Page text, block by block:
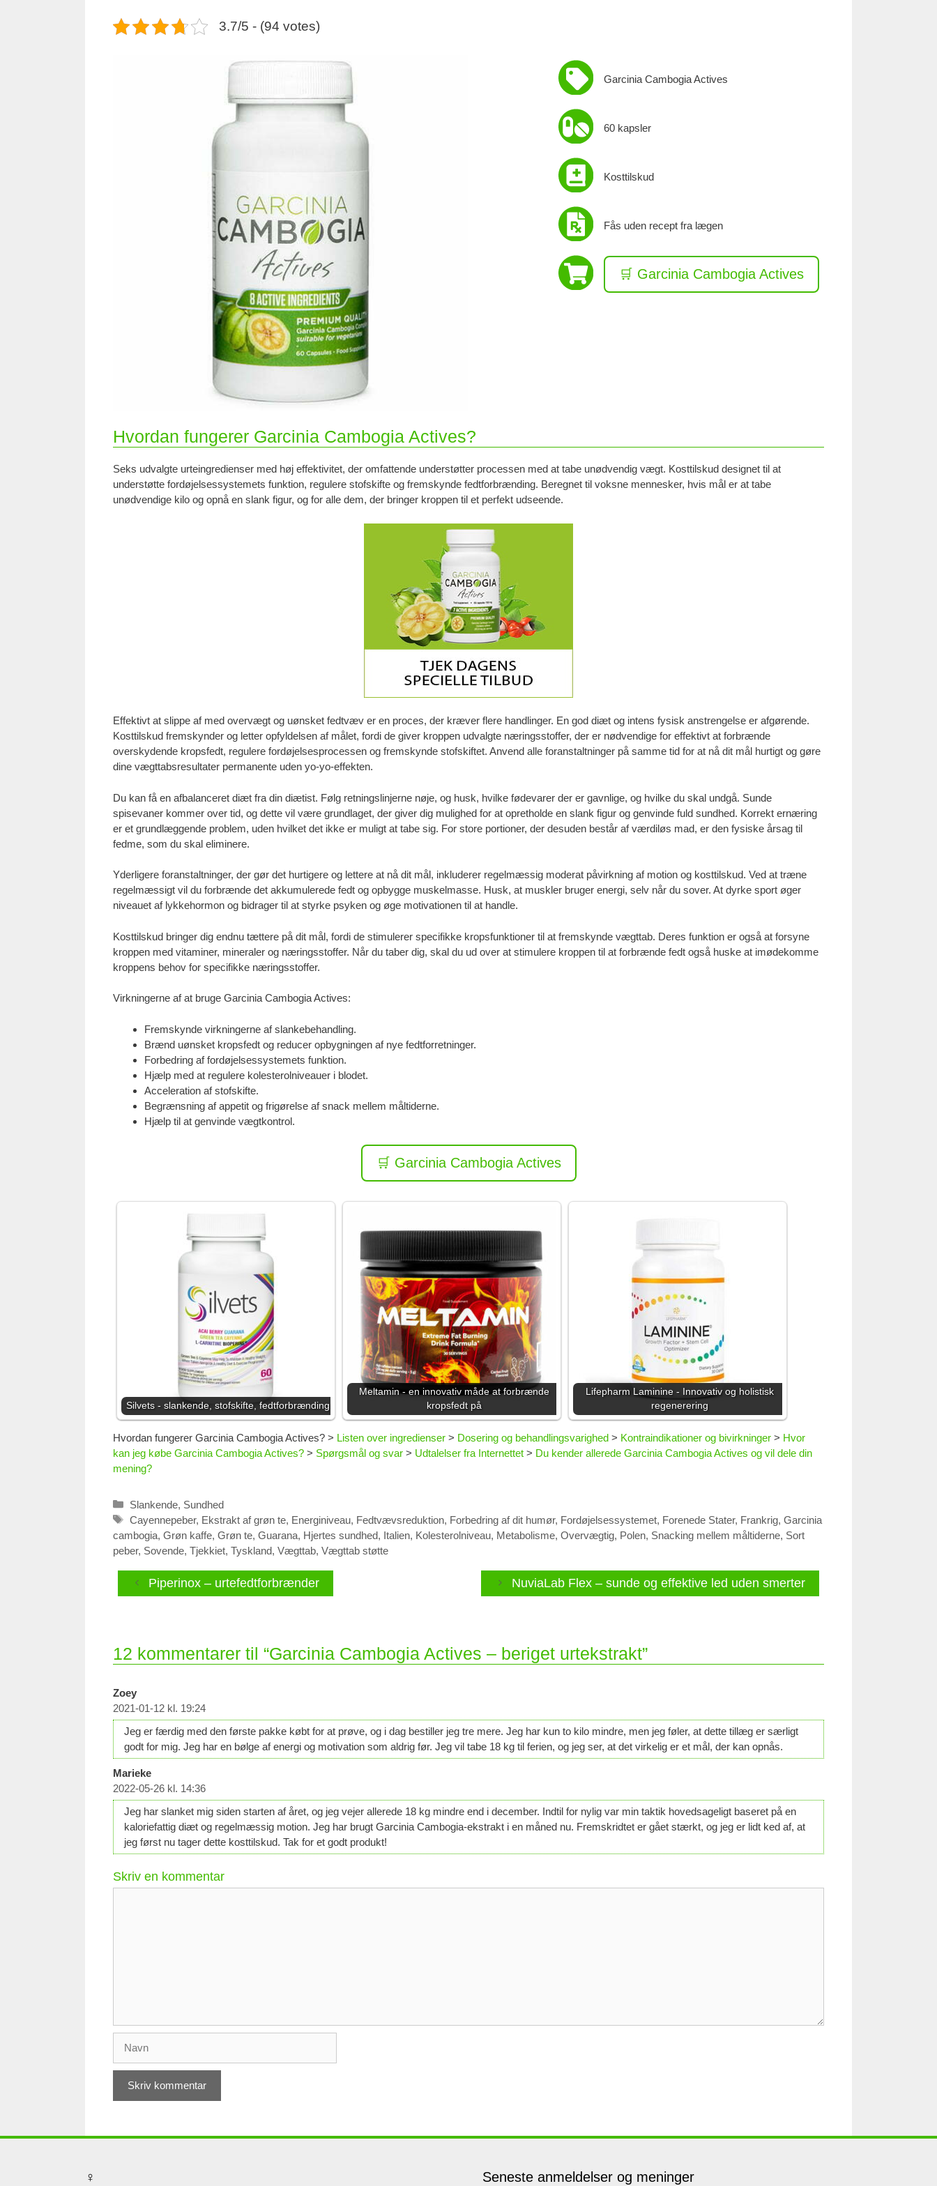
3.7/5 - (94 votes)
Garcinia Cambogia Actives
60 kapsler
Kosttilskud
Fås uden recept fra lægen
🛒 Garcinia Cambogia Actives
Hvordan fungerer Garcinia Cambogia Actives?
Seks udvalgte urteingredienser med høj effektivitet, der omfattende understøtter processen med at tabe unødvendig vægt. Kosttilskud designet til at
understøtte fordøjelsessystemets funktion, regulere stofskifte og fremskynde fedtforbrænding. Beregnet til voksne mennesker, hvis mål er at tabe
unødvendige kilo og opnå en slank figur, og for alle dem, der bringer kroppen til et perfekt udseende.
Effektivt at slippe af med overvægt og uønsket fedtvæv er en proces, der kræver flere handlinger. En god diæt og intens fysisk anstrengelse er afgørende.
Kosttilskud fremskynder og letter opfyldelsen af ​​målet, fordi de giver kroppen udvalgte næringsstoffer, der er nødvendige for effektivt at forbrænde
overskydende kropsfedt, regulere fordøjelsesprocessen og fremskynde stofskiftet. Anvend alle foranstaltninger på samme tid for at nå dit mål hurtigt og gøre
dine vægttabsresultater permanente uden yo-yo-effekten.
Du kan få en afbalanceret diæt fra din diætist. Følg retningslinjerne nøje, og husk, hvilke fødevarer der er gavnlige, og hvilke du skal undgå. Sunde
spisevaner kommer over tid, og dette vil være grundlaget, der giver dig mulighed for at opretholde en slank figur og genvinde fuld sundhed. Korrekt ernæring
er et grundlæggende problem, uden hvilket det ikke er muligt at tabe sig. For store portioner, der desuden består af værdiløs mad, er den fysiske årsag til
fedme, som du skal eliminere.
Yderligere foranstaltninger, der gør det hurtigere og lettere at nå dit mål, inkluderer regelmæssig moderat påvirkning af motion og kosttilskud. Ved at træne
regelmæssigt vil du forbrænde det akkumulerede fedt og opbygge muskelmasse. Husk, at muskler bruger energi, selv når du sover. At dyrke sport øger
niveauet af lykkehormon og bidrager til at styrke psyken og øge motivationen til at handle.
Kosttilskud bringer dig endnu tættere på dit mål, fordi de stimulerer specifikke kropsfunktioner til at fremskynde vægttab. Deres funktion er også at forsyne
kroppen med vitaminer, mineraler og næringsstoffer. Når du taber dig, skal du ud over at stimulere kroppen til at forbrænde fedt også huske at imødekomme
kroppens behov for specifikke næringsstoffer.
Virkningerne af at bruge Garcinia Cambogia Actives:
Fremskynde virkningerne af slankebehandling.
Brænd uønsket kropsfedt og reducer opbygningen af ​​nye fedtforretninger.
Forbedring af fordøjelsessystemets funktion.
Hjælp med at regulere kolesterolniveauer i blodet.
Acceleration af stofskifte.
Begrænsning af appetit og frigørelse af snack mellem måltiderne.
Hjælp til at genvinde vægtkontrol.
🛒 Garcinia Cambogia Actives
Silvets - slankende, stofskifte, fedtforbrænding
Meltamin - en innovativ måde at forbrænde
kropsfedt på
Lifepharm Laminine - Innovativ og holistisk
regenerering
Hvordan fungerer Garcinia Cambogia Actives? > Listen over ingredienser > Dosering og behandlingsvarighed > Kontraindikationer og bivirkninger > Hvor
kan jeg købe Garcinia Cambogia Actives? > Spørgsmål og svar > Udtalelser fra Internettet > Du kender allerede Garcinia Cambogia Actives og vil dele din
mening?
Kategorier
Slankende, Sundhed
Tags
Cayennepeber, Ekstrakt af grøn te, Energiniveau, Fedtvævsreduktion, Forbedring af dit humør, Fordøjelsessystemet, Forenede Stater, Frankrig, Garcinia
cambogia, Grøn kaffe, Grøn te, Guarana, Hjertes sundhed, Italien, Kolesterolniveau, Metabolisme, Overvægtig, Polen, Snacking mellem måltiderne, Sort
peber, Sovende, Tjekkiet, Tyskland, Vægttab, Vægttab støtte
Piperinox – urtefedtforbrænder NuviaLab Flex – sunde og effektive led uden smerter
12 kommentarer til “Garcinia Cambogia Actives – beriget urtekstrakt”
Zoey
2021-01-12 kl. 19:24
Jeg er færdig med den første pakke købt for at prøve, og i dag bestiller jeg tre mere. Jeg har kun to kilo mindre, men jeg føler, at dette tillæg er særligt
godt for mig. Jeg har en bølge af energi og motivation som aldrig før. Jeg vil tabe 18 kg til ferien, og jeg ser, at det virkelig er et mål, der kan opnås.
Marieke
2022-05-26 kl. 14:36
Jeg har slanket mig siden starten af året, og jeg vejer allerede 18 kg mindre end i december. Indtil for nylig var min taktik hovedsageligt baseret på en
kaloriefattig diæt og regelmæssig motion. Jeg har brugt Garcinia Cambogia-ekstrakt i en måned nu. Fremskridtet er gået stærkt, og jeg er lidt ked af, at
jeg først nu tager dette kosttilskud. Tak for et godt produkt!
Skriv en kommentar
♀ Seneste anmeldelser og meninger